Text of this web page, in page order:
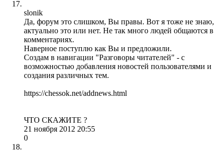
slonik
Да, форум это слишком, Вы правы. Вот я тоже не знаю,
актуально это или нет. Не так много людей общаются в
комментариях.
Наверное поступлю как Вы и предложили.
Создам в навигации "Разговоры читателей" - с
возможностью добавления новостей пользователями и
создания различных тем.
https://chessok.net/addnews.html
ЧТО СКАЖИТЕ ?
21 ноября 2012 20:55
0